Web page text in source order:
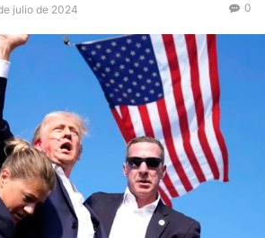
julio de 2024 0